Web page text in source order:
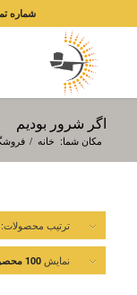
شماره تماس: 09362809182 -
اگر شرور بوديم
مکان شما: خانه /
ترتیب محصولات:
نمایش 100 محصول در هر صفحه